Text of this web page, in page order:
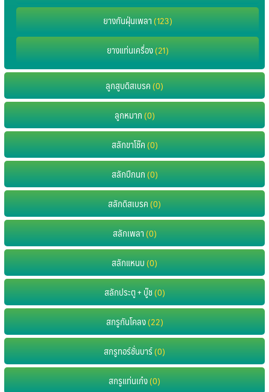
ยางกันฝุ่นเพลา(123)
ยางแท่นเครื่อง(21)
ลูกสูบดิสเบรค(0)
ลูกหมาก(0)
สลักขาโช๊ค(0)
สลักปีกนก(0)
สลักดิสเบรค(0)
สลักเพลา(0)
สลักแหนบ(0)
สลักประตู + บู๊ช(0)
สกรูกันโคลง(22)
สกรูทอร์ชั่นบาร์(0)
สกรูแท่นเก๋ง(0)